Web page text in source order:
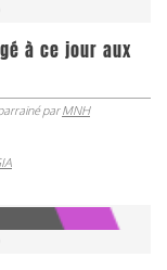
à ce jour aux
parMNH